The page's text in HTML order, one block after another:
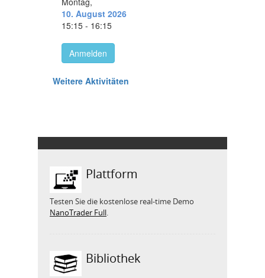
Plattform
Testen Sie die kostenlose real-time Demo
NanoTrader Full
Bibliothek